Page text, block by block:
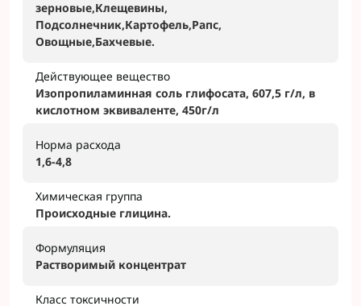
зерновые,Клещевины,
Подсолнечник,Картофель,Рапс,
Овощные,Бахчевые.
Действующее вещество
Изопропиламинная соль глифосата, 607,5 г/л, в
кислотном эквиваленте, 450г/л
Норма расхода
1,6-4,8
Химическая группа
Происходные глицина.
Формуляция
Растворимый концентрат
Класс токсичности